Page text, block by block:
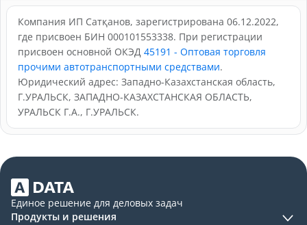
Компания ИП Сатқанов, зарегистрирована 06.12.2022,
где присвоен БИН 000101553338. При регистрации
присвоен основной ОКЭД 45191 - Оптовая торговля
прочими автотранспортными средствами.
Юридический адрес: Западно-Казахстанская область,
Г.УРАЛЬСК, ЗАПАДНО-КАЗАХСТАНСКАЯ ОБЛАСТЬ,
УРАЛЬСК Г.А., Г.УРАЛЬСК.
Единое решение для деловых задач
Продукты и решения